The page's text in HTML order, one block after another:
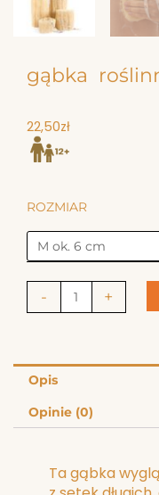
gąbka
22,50zł
ROZMIAR
-
ilość
gąbka
roślinna
LUFFA
+
Opis
Opinie (0)
Ta gąbka